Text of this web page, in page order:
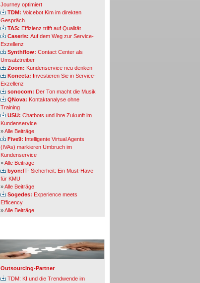
Journey optimiert
TDM: Voicebot Kim im direkten
Gespräch
TAS: Effizienz trifft auf Qualität
Caseris: Auf dem Weg zur Service-
Exzellenz
Synthflow: Contact Center als
Umsatztreiber
Zoom: Kundenservice neu denken
Konecta: Investieren Sie in Service-
Exzellenz
sonocom: Der Ton macht die Musik
QNova: Kontaktanalyse ohne
Training
USU: Chatbots und ihre Zukunft im
Kundenservice
»Alle Beiträge
Five9: Intelligente Virtual Agents
(IVAs) markieren Umbruch im
Kundenservice
»Alle Beiträge
byon:IT- Sicherheit: Ein Must-Have
für KMU
»Alle Beiträge
Sogedes: Experience meets
Efficency
»Alle Beiträge
Outsourcing-Partner
TDM: KI und die Trendwende im